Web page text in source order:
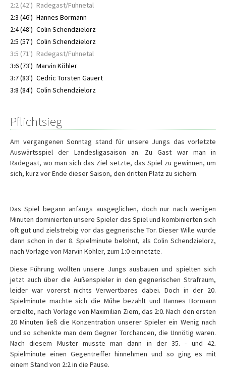
2:2 (42') Radegast/Fuhnetal
2:3 (46') Hannes Bormann
2:4 (48') Colin Schendzielorz
2:5 (57') Colin Schendzielorz
3:5 (71') Radegast/Fuhnetal
3:6 (73') Marvin Köhler
3:7 (83') Cedric Torsten Gauert
3:8 (84') Colin Schendzielorz
Pflichtsieg
Am vergangenen Sonntag stand für unsere Jungs das vorletzte
Auswärtsspiel der Landesligasaison an. Zu Gast war man in
Radegast, wo man sich das Ziel setzte, das Spiel zu gewinnen, um
sich, kurz vor Ende dieser Saison, den dritten Platz zu sichern.
Das Spiel begann anfangs ausgeglichen, doch nur nach wenigen
Minuten dominierten unsere Spieler das Spiel und kombinierten sich
oft gut und zielstrebig vor das gegnerische Tor. Dieser Wille wurde
dann schon in der 8. Spielminute belohnt, als Colin Schendzielorz,
nach Vorlage von Marvin Köhler, zum 1:0 einnetzte.
Diese Führung wollten unsere Jungs ausbauen und spielten sich
jetzt auch über die Außenspieler in den gegnerischen Strafraum,
leider war vorerst nichts Verwertbares dabei. Doch in der 20.
Spielminute machte sich die Mühe bezahlt und Hannes Bormann
erzielte, nach Vorlage von Maximilian Ziem, das 2:0. Nach den ersten
20 Minuten ließ die Konzentration unserer Spieler ein Wenig nach
und so schenkte man dem Gegner Torchancen, die Unnötig waren.
Nach diesem Muster musste man dann in der 35. - und 42.
Spielminute einen Gegentreffer hinnehmen und so ging es mit
einem Stand von 2:2 in die Pause.